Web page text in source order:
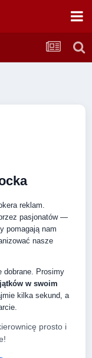
reklam.
pasjonatów —
pomagają nam
nasze
dobrane. Prosimy
w swoim
kilka sekund, a
prosto i